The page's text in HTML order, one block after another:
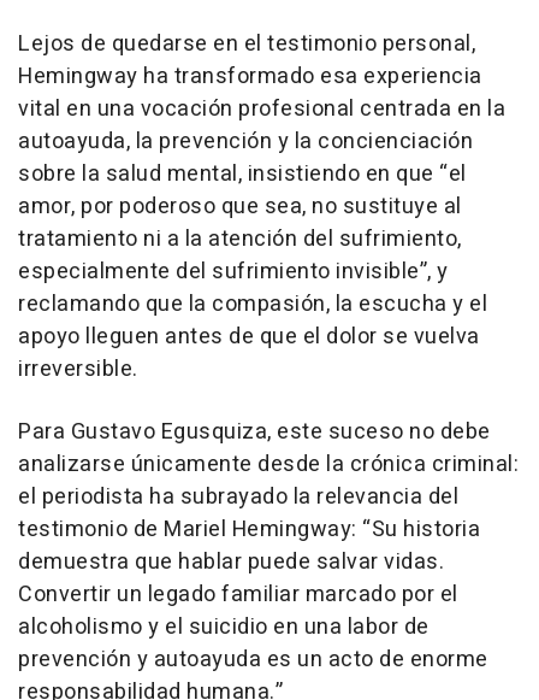
Lejos de quedarse en el testimonio personal,
Hemingway ha transformado esa experiencia
vital en una vocación profesional centrada en la
autoayuda, la prevención y la concienciación
sobre la salud mental, insistiendo en que “el
amor, por poderoso que sea, no sustituye al
tratamiento ni a la atención del sufrimiento,
especialmente del sufrimiento invisible”, y
reclamando que la compasión, la escucha y el
apoyo lleguen antes de que el dolor se vuelva
irreversible.
Para Gustavo Egusquiza, este suceso no debe
analizarse únicamente desde la crónica criminal:
el periodista ha subrayado la relevancia del
testimonio de Mariel Hemingway: “Su historia
demuestra que hablar puede salvar vidas.
Convertir un legado familiar marcado por el
alcoholismo y el suicidio en una labor de
prevención y autoayuda es un acto de enorme
responsabilidad humana.”